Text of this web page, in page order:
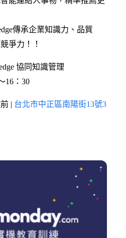
傳承企業知識力、品質
爭力！！
協同知識管理
16：30
| 台北市中正區南陽街13號3